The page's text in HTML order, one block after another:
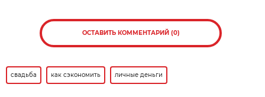
ОСТАВИТЬ КОММЕНТАРИЙ (0)
свадьба как сэкономить личные деньги